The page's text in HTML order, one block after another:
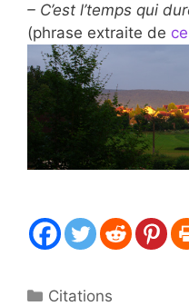
– C’est l’temps qui
(phrase extraite de
Catégories
Citations